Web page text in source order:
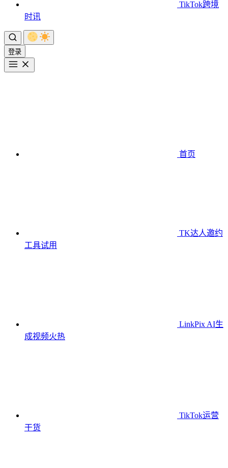
TikTok跨境
时讯
登录
首页
TK达人邀约
工具试用
LinkPix AI生
成视频火热
TikTok运营
干货